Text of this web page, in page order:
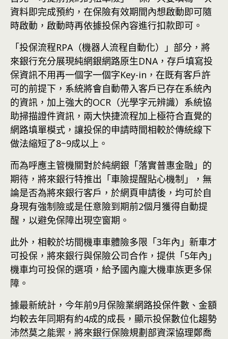
資料即完成預約，在保險有效期間內想啟動即可隨
時啟動，啟動時再依據投保內容進行扣款即可。
「投保流程RPA（機器人流程自動化）」部分，將
來銀行充分展現純網銀網路原生DNA，存戶填寫投
保資訊不用再一個字一個字Key-in，在既有客戶許
可的前提下，系統將會自動帶入客戶已存在系統內
的資訊，加上強大的OCR（光學字元辨識）系統協
助掃描證件資訊，兩大快捷流程加上極符合直覺的
網路填單模式，讓投保的申請時間相較於傳統線下
做法縮短了8~9成以上。
而為呼應主管機關對於純網銀「落實普惠金融」的
期待，將來銀行特推出「車險提醒貼心機制」，無
論是否為將來銀行客戶，於網頁申請後，均可於自
身現有強制險或是任意險到期前2個月獲得自動提
醒，以避免保障出現空窗期。
此外，相較於坊間機車車體險多限「3年內」新車才
可投保，將來銀行與保險公司合作，提供「5年內」
機車均可投保的選項，給予國內龐大機車族更多保
障。
據最新統計，今年前9月保險業網路投保件數、金額
均較去年同期有約4成的成長，顯示投保數位化趨勢
沛然莫之能禦，將來銀行保險規劃部資深協理鄭喬